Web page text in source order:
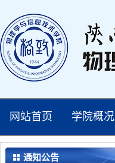
网站首页 学院概况
通知公告